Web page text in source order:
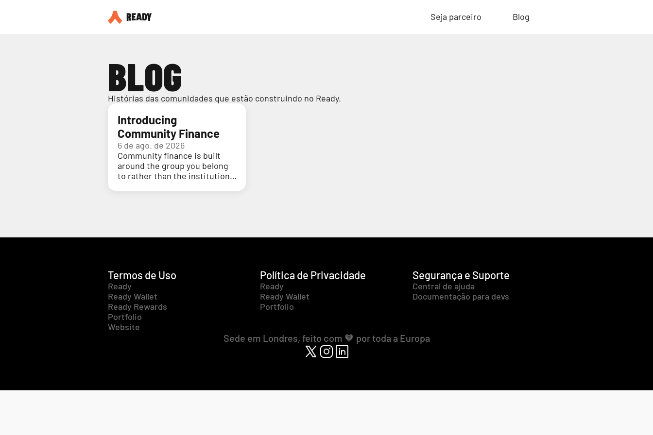
Seja parceiro Blog
BLOG
Histórias das comunidades que estão construindo no Ready.
Introducing
Community Finance
6 de ago. de 2026
Community finance is built
around the group you belong
to rather than the institution
Termos de Uso
Ready
Ready Wallet
Ready Rewards
Portfolio
Website
Política de Privacidade
Ready
Ready Wallet
Portfolio
Segurança e Suporte
Central de ajuda
Documentação para devs
Sede em Londres, feito com 🧡 por toda a Europa